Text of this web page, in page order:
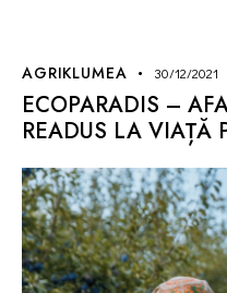
AGRIKLUMEA 30/12/2021
ECOPARADIS –
READUS LA VIAȚĂ